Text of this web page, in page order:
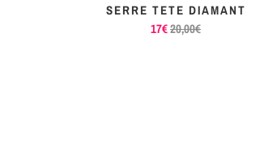
SERRE TETE DIAMANT
17€20,00€